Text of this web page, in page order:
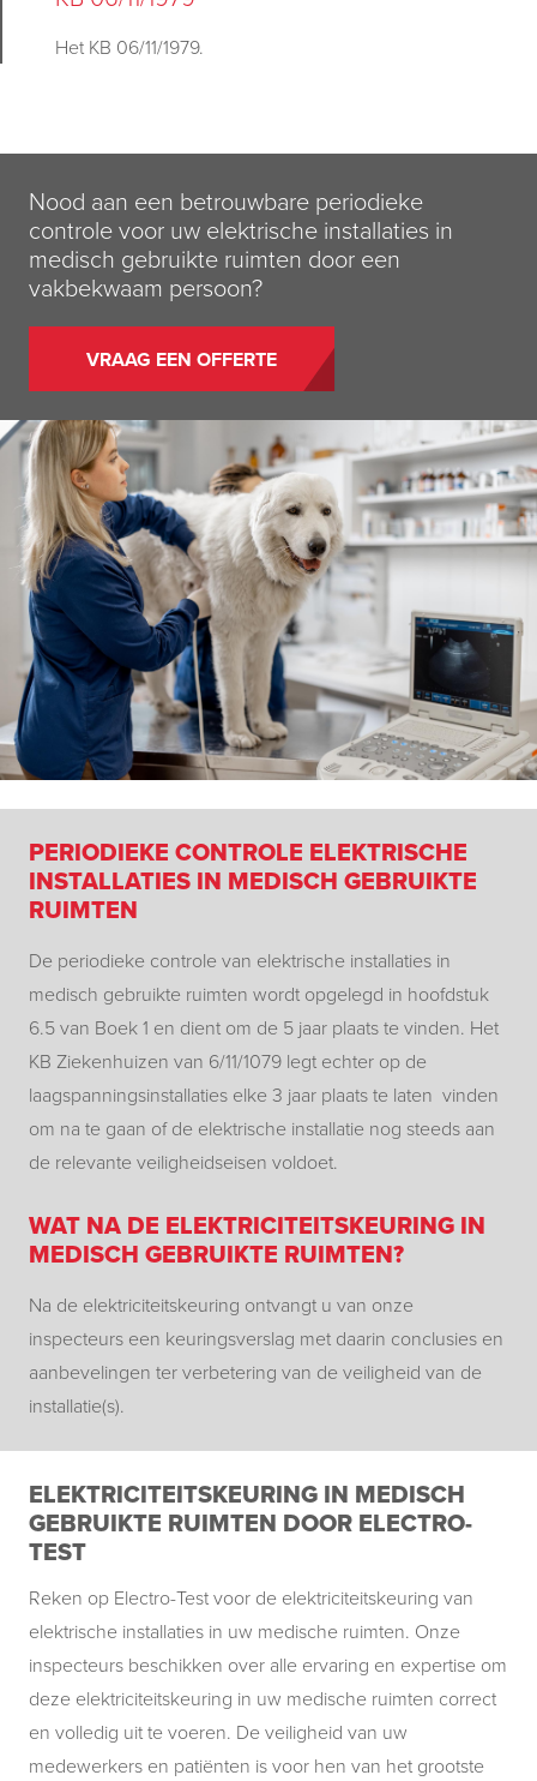
Het KB 06/11/1979.
Nood aan een betrouwbare periodieke
controle voor uw elektrische installaties in
medisch gebruikte ruimten door een
vakbekwaam persoon?
VRAAG EEN OFFERTE
PERIODIEKE CONTROLE ELEKTRISCHE
INSTALLATIES IN MEDISCH GEBRUIKTE
RUIMTEN
De periodieke controle van elektrische installaties in
medisch gebruikte ruimten wordt opgelegd in hoofdstuk
6.5 van Boek 1 en dient om de 5 jaar plaats te vinden. Het
KB Ziekenhuizen van 6/11/1079 legt echter op de
laagspanningsinstallaties elke 3 jaar plaats te laten vinden
om na te gaan of de elektrische installatie nog steeds aan
de relevante veiligheidseisen voldoet.
WAT NA DE ELEKTRICITEITSKEURING IN
MEDISCH GEBRUIKTE RUIMTEN?
Na de elektriciteitskeuring ontvangt u van onze
inspecteurs een keuringsverslag met daarin conclusies en
aanbevelingen ter verbetering van de veiligheid van de
installatie(s).
ELEKTRICITEITSKEURING IN MEDISCH
GEBRUIKTE RUIMTEN DOOR ELECTRO-
TEST
Reken op Electro-Test voor de elektriciteitskeuring van
elektrische installaties in uw medische ruimten. Onze
inspecteurs beschikken over alle ervaring en expertise om
deze elektriciteitskeuring in uw medische ruimten correct
en volledig uit te voeren. De veiligheid van uw
medewerkers en patiënten is voor hen van het grootste